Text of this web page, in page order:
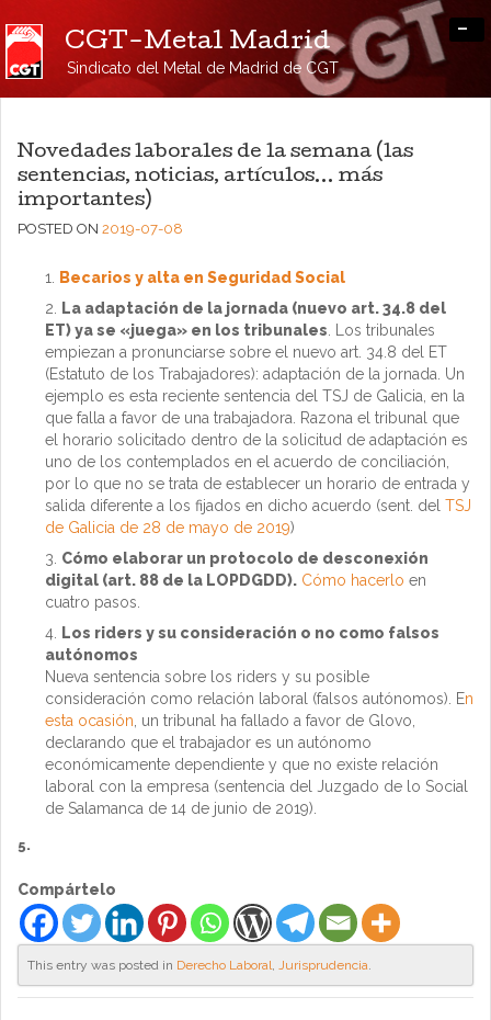
CGT-Metal Madrid
Sindicato del Metal de Madrid de CGT
-
Novedades laborales de la semana (las
sentencias, noticias, artículos… más
importantes)
POSTED ON 2019-07-08
Becarios y alta en Seguridad Social
La adaptación de la jornada (nuevo art. 34.8 del
ET) ya se «juega» en los tribunales . Los tribunales
empiezan a pronunciarse sobre el nuevo art. 34.8 del ET
(Estatuto de los Trabajadores): adaptación de la jornada. Un
ejemplo es esta reciente sentencia del TSJ de Galicia, en la
que falla a favor de una trabajadora. Razona el tribunal que
el horario solicitado dentro de la solicitud de adaptación es
uno de los contemplados en el acuerdo de conciliación,
por lo que no se trata de establecer un horario de entrada y
salida diferente a los fijados en dicho acuerdo (sent. del TSJ
de Galicia de 28 de mayo de 2019)
Cómo elaborar un protocolo de desconexión
digital (art. 88 de la LOPDGDD). Cómo hacerlo en
cuatro pasos.
Los riders y su consideración o no como falsos
autónomos
Nueva sentencia sobre los riders y su posible
consideración como relación laboral (falsos autónomos). En
esta ocasión , un tribunal ha fallado a favor de Glovo,
declarando que el trabajador es un autónomo
económicamente dependiente y que no existe relación
laboral con la empresa (sentencia del Juzgado de lo Social
de Salamanca de 14 de junio de 2019).
5.
Compártelo
This entry was posted in Derecho Laboral, Jurisprudencia.